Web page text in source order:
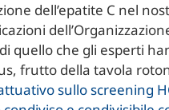
dell’epatite C nel
quello che gli esperti
frutto della tavola
sullo screening